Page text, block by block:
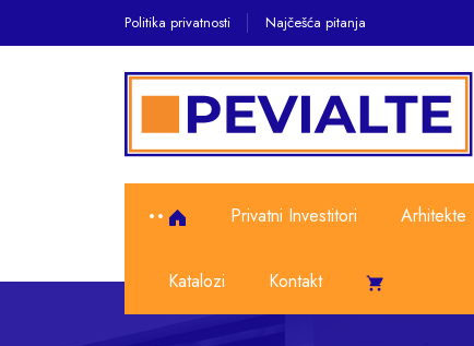
Politika privatnosti Najčešća pitanja
Privatni Investitori Arhitekte
Katalozi Kontakt